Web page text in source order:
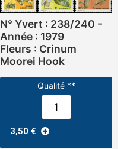
N° Yvert : 238/240 -
Année : 1979
Fleurs : Crinum
Moorei Hook
Qualité **
3,50 €